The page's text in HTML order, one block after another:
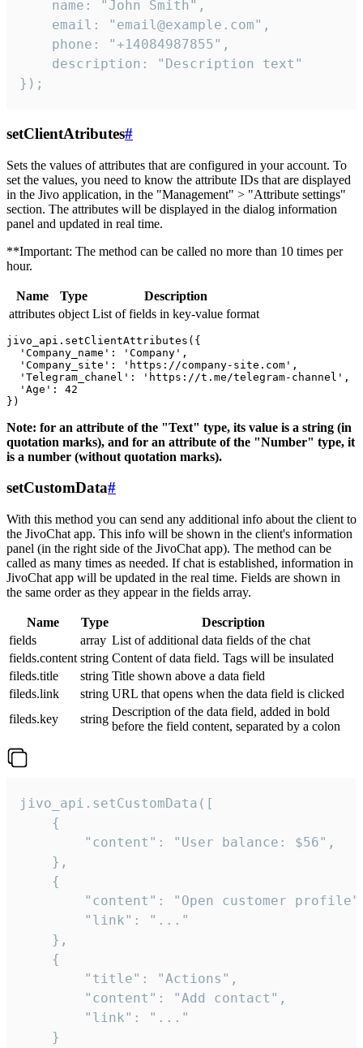
    name: "John Smith",
    email: "email@example.com",
    phone: "+14084987855",
    description: "Description text"
});
setClientAtributes#
Sets the values ​​of attributes that are configured in your account. To
set the values, you need to know the attribute IDs that are displayed
in the Jivo application, in the "Management" > "Attribute settings"
section. The attributes will be displayed in the dialog information
panel and updated in real time.
**Important: The method can be called no more than 10 times per
hour.
Name Type
Description
attributes object List of fields in key-value format
jivo_api.setClientAttributes({
  'Company_name': 'Company',
  'Company_site': 'https://company-site.com',
  'Telegram_chanel': 'https://t.me/telegram-channel',
  'Age': 42
Note: for an attribute of the "Text" type, its value is a string (in
quotation marks), and for an attribute of the "Number" type, it
is a number (without quotation marks).
setCustomData#
With this method you can send any additional info about the client to
the JivoChat app. This info will be shown in the client's information
panel (in the right side of the JivoChat app). The method can be
called as many times as needed. If chat is established, information in
JivoChat app will be updated in the real time. Fields are shown in
the same order as they appear in the fields array.
Name Type
Description
fields
array List of additional data fields of the chat
fields.content string Content of data field. Tags will be insulated
fileds.title
string Title shown above a data field
fileds.link
string URL that opens when the data field is clicked
fileds.key
string
Description of the data field, added in bold
before the field content, separated by a colon
jivo_api.setCustomData([
    {
        "content": "User balance: $56",
    },
    {
"content": "Open customer
        "link": "..."
    },
    {
        "title": "Actions",
        "content": "Add contact",
        "link": "..."
    }